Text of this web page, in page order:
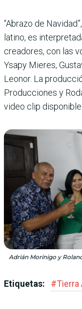
“Abrazo de
latino, es
creadores, con las
Ysapy Mieres,
Leonor. La
Producciones y
video clip disponible
Adrián Morínigo y
Etiquetas: #Tierra